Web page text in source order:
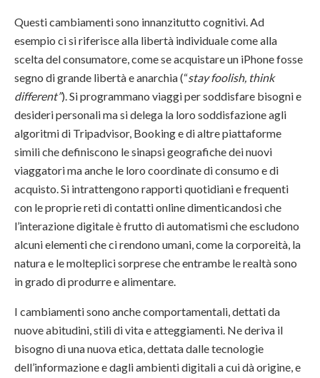
Questi cambiamenti sono innanzitutto cognitivi. Ad
esempio ci si riferisce alla libertà individuale come alla
scelta del consumatore, come se acquistare un iPhone fosse
segno di grande libertà e anarchia (“stay foolish, think
different”). Si programmano viaggi per soddisfare bisogni e
desideri personali ma si delega la loro soddisfazione agli
algoritmi di Tripadvisor, Booking e di altre piattaforme
simili che definiscono le sinapsi geografiche dei nuovi
viaggatori ma anche le loro coordinate di consumo e di
acquisto. Si intrattengono rapporti quotidiani e frequenti
con le proprie reti di contatti online dimenticandosi che
l’interazione digitale è frutto di automatismi che escludono
alcuni elementi che ci rendono umani, come la corporeità, la
natura e le molteplici sorprese che entrambe le realtà sono
in grado di produrre e alimentare.
I cambiamenti sono anche comportamentali, dettati da
nuove abitudini, stili di vita e atteggiamenti. Ne deriva il
bisogno di una nuova etica, dettata dalle tecnologie
dell’informazione e dagli ambienti digitali a cui dà origine, e